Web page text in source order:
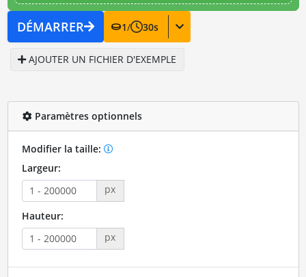
DÉMARRER 1/ 30s
AJOUTER UN FICHIER D'EXEMPLE
Paramètres optionnels
Modifier la taille:
Largeur:
px
Hauteur:
px